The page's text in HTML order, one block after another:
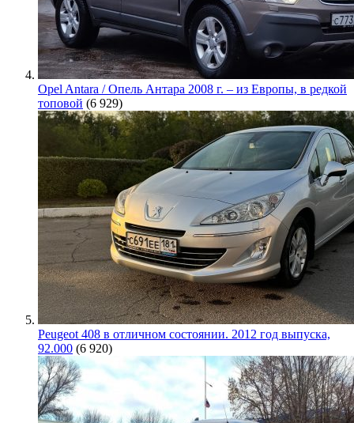
Opel Antara / Опель Антара 2008 г. – из Европы, в редкой
топовой (6 929)
Peugeot 408 в отличном состоянии. 2012 год выпуска,
92.000 (6 920)